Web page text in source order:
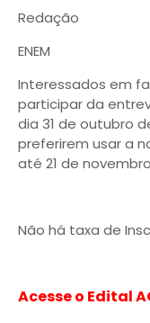
Redação
ENEM
Interessados em
participar da
dia 31 de outubro
preferirem usar a
até 21 de
Não há taxa de
Acesse o Edital